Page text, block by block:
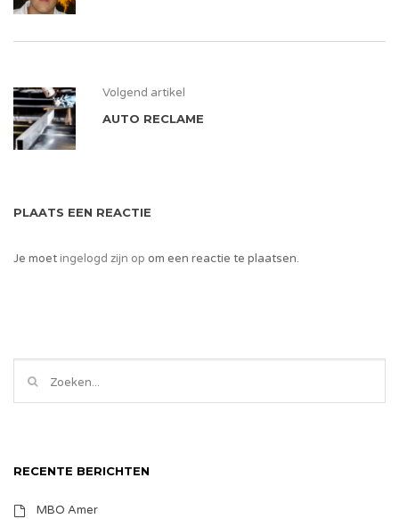
Volgend artikel
AUTO RECLAME
PLAATS EEN REACTIE
Je moetingelogd zijn op om een reactie te plaatsen.
RECENTE BERICHTEN
MBO Amer